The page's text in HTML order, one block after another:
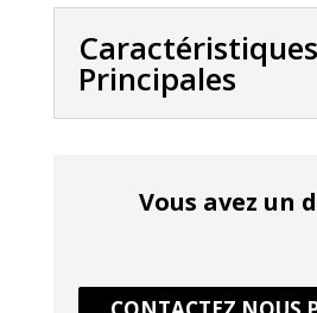
Caractéristiques
Principales
Vous avez un